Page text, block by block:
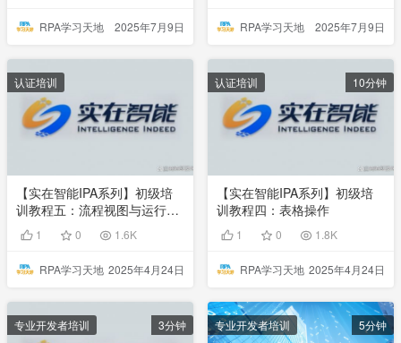
RPA学习天地 2025年7月9日 RPA学习天地 2025年7月9日
认证培训
【实在智能IPA系列】初级培
训教程五：流程视图与运行方
式 1 0 1.6K
RPA学习天地 2025年4月24日
认证培训 10分钟
【实在智能IPA系列】初级培
训教程四：表格操作
1 0 1.8K
RPA学习天地 2025年4月24日
专业开发者培训 3分钟 专业开发者培训 5分钟